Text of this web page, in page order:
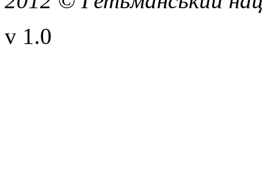
v 1.0